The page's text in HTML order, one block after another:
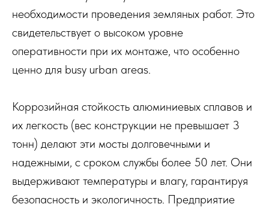
необходимости проведения земляных работ. Это
свидетельствует о высоком уровне
оперативности при их монтаже, что особенно
ценно для busy urban areas.
Коррозийная стойкость алюминиевых сплавов и
их легкость (вес конструкции не превышает 3
тонн) делают эти мосты долговечными и
надежными, с сроком службы более 50 лет. Они
выдерживают температуры и влагу, гарантируя
безопасность и экологичность. Предприятие